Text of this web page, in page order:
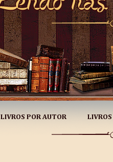
LIVROS POR AUTOR LIVROS